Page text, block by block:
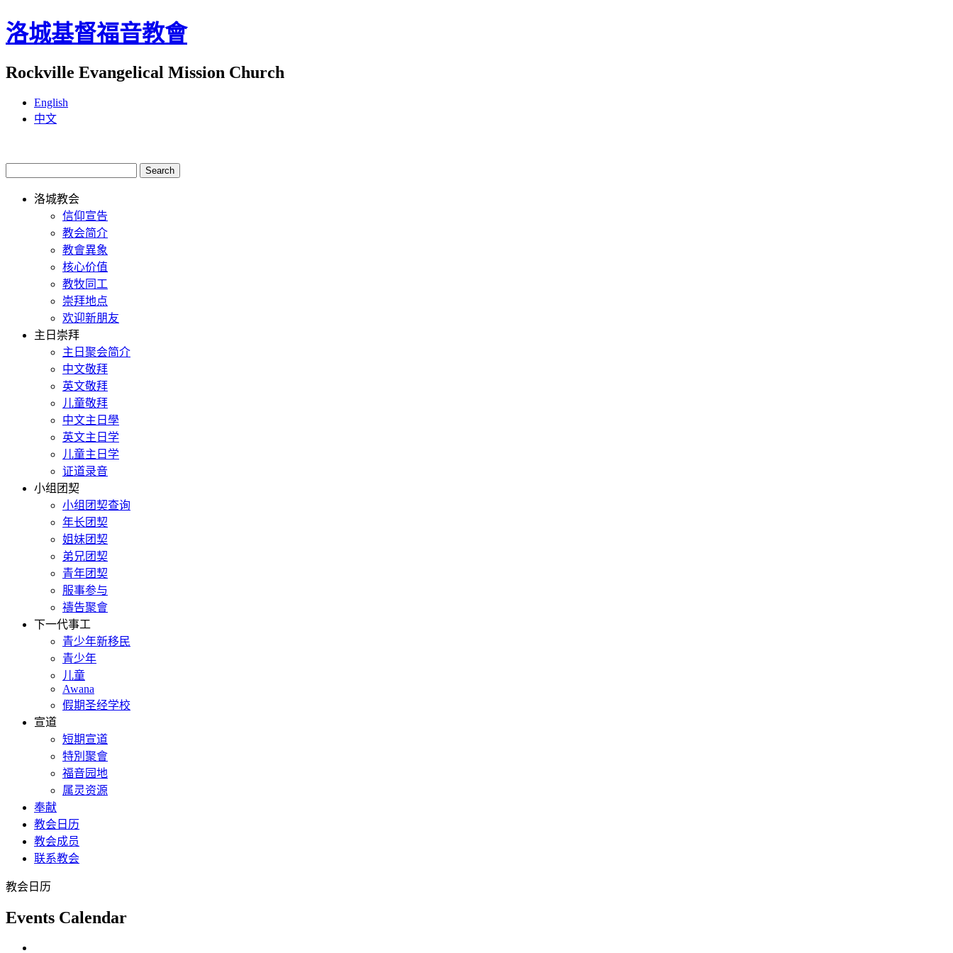
洛城基督福音教會
Rockville Evangelical Mission Church
English
中文
洛城教会
信仰宣告
教会简介
教會異象
核心价值
教牧同工
崇拜地点
欢迎新朋友
主日崇拜
主日聚会简介
中文敬拜
英文敬拜
儿童敬拜
中文主日學
英文主日学
儿童主日学
证道录音
小组团契
小组团契查询
年长团契
姐妹团契
弟兄团契
青年团契
服事参与
禱告聚會
下一代事工
青少年新移民
青少年
儿童
Awana
假期圣经学校
宣道
短期宣道
特別聚會
福音园地
属灵资源
奉献
教会日历
教会成员
联系教会
教会日历
Events Calendar